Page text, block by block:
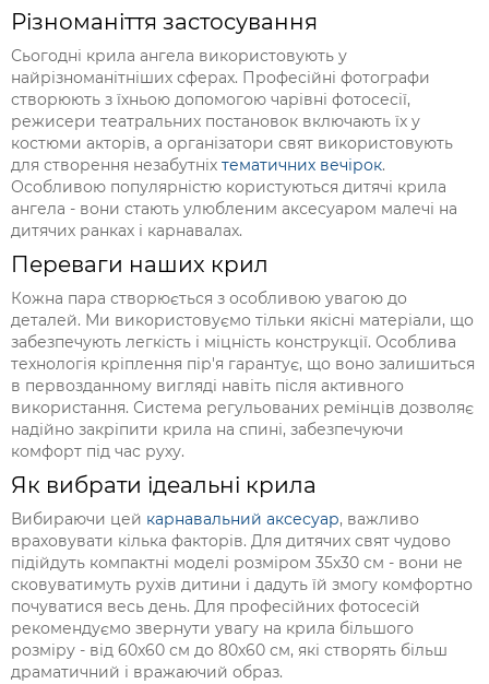
Різноманіття застосування
Сьогодні крила ангела використовують у
найрізноманітніших сферах. Професійні фотографи
створюють з їхньою допомогою чарівні фотосесії,
режисери театральних постановок включають їх у
костюми акторів, а організатори свят використовують
для створення незабутніх тематичних вечірок.
Особливою популярністю користуються дитячі крила
ангела - вони стають улюбленим аксесуаром малечі на
дитячих ранках і карнавалах.
Переваги наших крил
Кожна пара створюється з особливою увагою до
деталей. Ми використовуємо тільки якісні матеріали, що
забезпечують легкість і міцність конструкції. Особлива
технологія кріплення пір'я гарантує, що воно залишиться
в первозданному вигляді навіть після активного
використання. Система регульованих ремінців дозволяє
надійно закріпити крила на спині, забезпечуючи
комфорт під час руху.
Як вибрати ідеальні крила
Вибираючи цей карнавальний аксесуар, важливо
враховувати кілька факторів. Для дитячих свят чудово
підійдуть компактні моделі розміром 35x30 см - вони не
сковуватимуть рухів дитини і дадуть їй змогу комфортно
почуватися весь день. Для професійних фотосесій
рекомендуємо звернути увагу на крила більшого
розміру - від 60x60 см до 80x60 см, які створять більш
драматичний і вражаючий образ.